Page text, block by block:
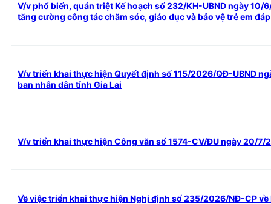
V/v phổ biến, quán triệt Kế hoạch số 232/KH-UBND ngày
tăng cường công tác chăm sóc, giáo dục và bảo vệ trẻ em
V/v triển khai thực hiện Quyết định số 115/2026/QĐ-UBND
ban nhân dân tỉnh Gia Lai
V/v triển khai thực hiện Công văn số 1574-CV/ĐU ngày 20/
Về việc triển khai thực hiện Nghị định số 235/2026/NĐ-CP